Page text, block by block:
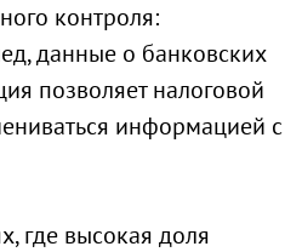
контроля:
данные о банковских
позволяет налоговой
информацией с
где высокая доля